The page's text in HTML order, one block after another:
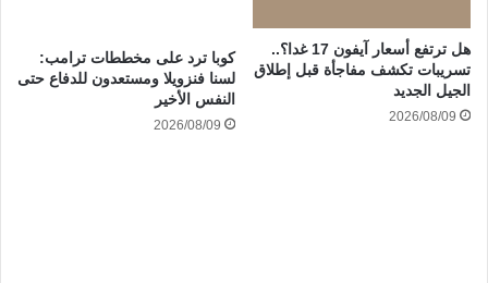
هل ترتفع أسعار آيفون 17 غدا؟..
تسريبات تكشف مفاجأة قبل إطلاق
الجيل الجديد
2026/08/09
كوبا ترد على مخططات ترامب:
لسنا فنزويلا ومستعدون للدفاع حتى
النفس الأخير
2026/08/09